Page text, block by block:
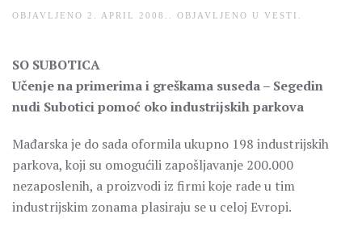
OBJAVLJENO 2. APRIL 2008. . OBJAVLJENO U VESTI
SO SUBOTICA
Učenje na primerima i greškama suseda – Segedin
nudi Subotici pomoć oko industrijskih parkova
Mađarska je do sada oformila ukupno 198 industrijskih
parkova, koji su omogućili zapošljavanje 200.000
nezaposlenih, a proizvodi iz firmi koje rade u tim
industrijskim zonama plasiraju se u celoj Evropi.